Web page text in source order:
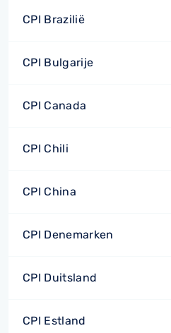
CPI Brazilië
CPI Bulgarije
CPI Canada
CPI Chili
CPI China
CPI Denemarken
CPI Duitsland
CPI Estland